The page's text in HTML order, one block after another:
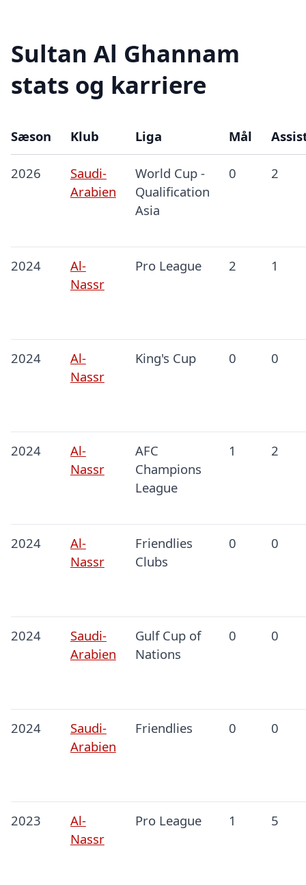
Sultan Al Ghannam
stats og karriere
Sæson Klub Liga Mål
2026
Saudi-
Arabien
World Cup -
Qualification
Asia
0 2
2024
Al-
Nassr
Pro League 2 1
2024
Al-
Nassr
King's Cup 0 0
2024
Al-
Nassr
AFC
Champions
League
1 2
2024
Al-
Nassr
Friendlies
Clubs
0 0
2024
Saudi-
Arabien
Gulf Cup of
Nations
0 0
2024
Saudi-
Arabien
Friendlies 0 0
2023
Al-
Nassr
Pro League 1 5